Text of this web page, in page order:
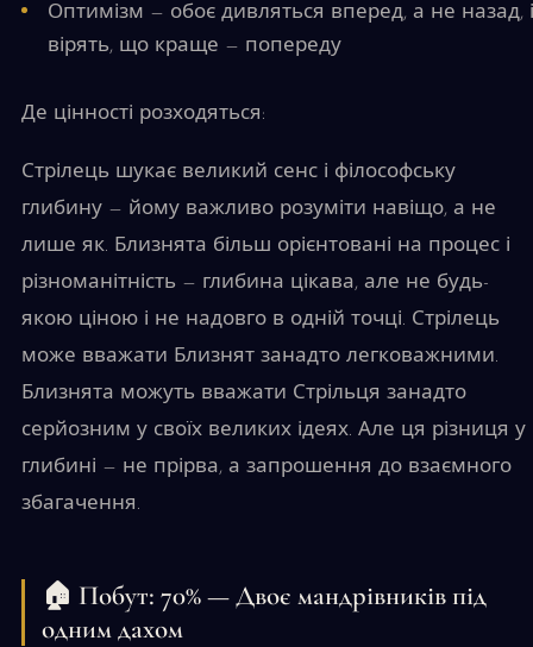
Оптимізм — обоє дивляться вперед, а не назад, і
вірять, що краще — попереду
Де цінності розходяться:
Стрілець шукає великий сенс і філософську
глибину — йому важливо розуміти навіщо, а не
лише як. Близнята більш орієнтовані на процес і
різноманітність — глибина цікава, але не будь-
якою ціною і не надовго в одній точці. Стрілець
може вважати Близнят занадто легковажними.
Близнята можуть вважати Стрільця занадто
серйозним у своїх великих ідеях. Але ця різниця у
глибині — не прірва, а запрошення до взаємного
збагачення.
🏠 Побут: 70% — Двоє мандрівників під
одним дахом